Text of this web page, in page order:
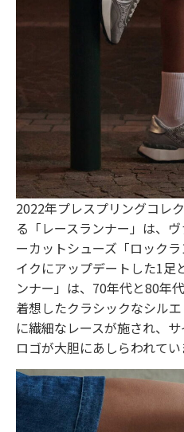
2022年プレスプリングコレ
る「レースランナー」は、
ーカットシューズ「ロック
イクにアップデートした1足
ンナー」は、70年代と80年
着想したクラシックなシル
に繊細なレースが施され、
ロゴが大胆にあしらわれてい